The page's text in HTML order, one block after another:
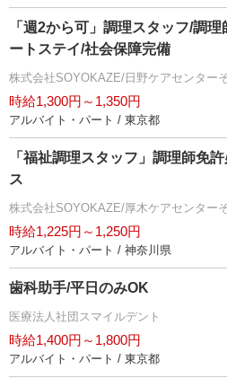
「週2から可」調理スタッフ/調
ートステイ/社会保障完備
株式会社SOYOKAZE/日野ケアセンター
時給1,300円～1,350円
アルバイト・パート / 東京都
「福祉調理スタッフ」調理師免
ス
株式会社SOYOKAZE/厚木ケアセンター
時給1,225円～1,250円
アルバイト・パート / 神奈川県
歯科助手/平日のみOK
医療法人社団スマイルデント
時給1,400円～1,800円
アルバイト・パート / 東京都